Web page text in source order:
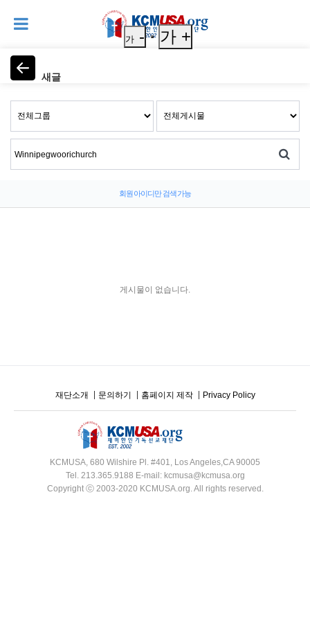
새글
가 - 가 +
회원 아이디만 검색 가능
게시물이 없습니다.
재단소개 문의하기 홈페이지 제작 Privacy Policy
KCMUSA, 680 Wilshire Pl. #401, Los Angeles,CA 90005
Tel. 213.365.9188 E-mail: kcmusa@kcmusa.org
Copyright ⓒ 2003-2020 KCMUSA.org. All rights reserved.